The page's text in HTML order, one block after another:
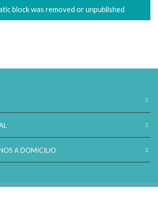
block was removed or unpublished
A DOMICILIO